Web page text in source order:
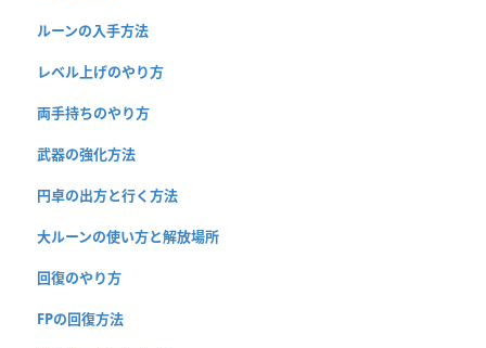
ルーンの入手方法
レベル上げのやり方
両手持ちのやり方
武器の強化方法
円卓の出方と行く方法
大ルーンの使い方と解放場所
回復のやり方
FPの回復方法